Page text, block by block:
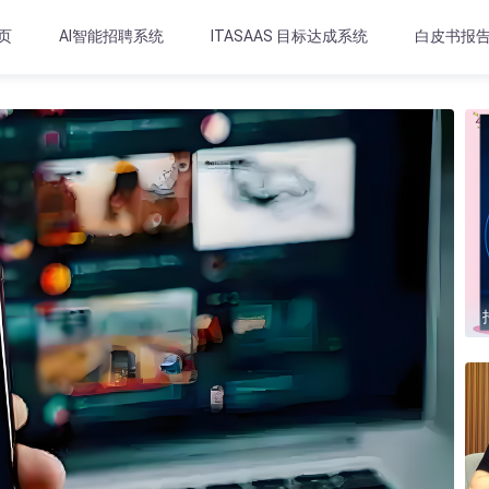
AI智能招聘系统 ITASAAS 目标达成系统 白皮书报